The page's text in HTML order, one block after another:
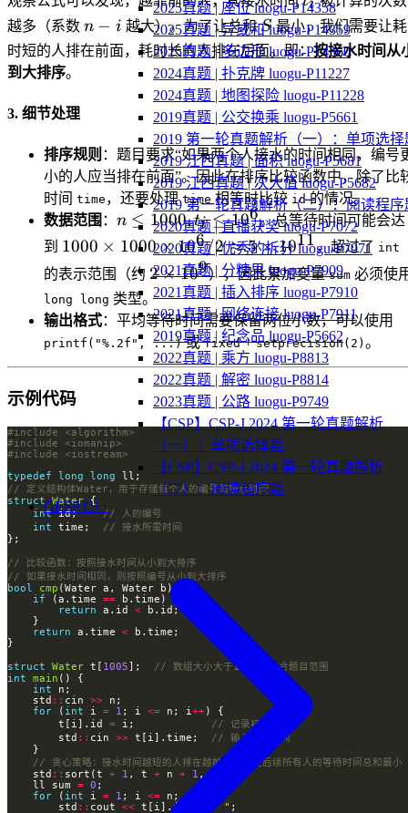
2025真题 | 座位 luogu-P14358
2025真题 | 异或和 luogu-P14359
2025真题 | 多边形 luogu-P14360
2024真题 | 扑克牌 luogu-P11227
2024真题 | 地图探险 luogu-P11228
2019真题 | 公交换乘 luogu-P5661
2019 第一轮真题解析（一）：单项选择
2019 江西真题 | 面积 luogu-P5681
2019 江西真题 | 次大值 luogu-P5682
2019 第一轮真题解析（二）：阅读程序
2020真题 | 直播获奖 luogu-P7072
2020真题 | 优秀的拆分 luogu-P7071
2021真题 | 分糖果 luogu-P7909
2021真题 | 插入排序 luogu-P7910
2021真题 | 网络连接 luogu-P7911
2019真题 | 纪念品 luogu-P5662
2022真题 | 乘方 luogu-P8813
2022真题 | 解密 luogu-P8814
2023真题 | 公路 luogu-P9749
【CSP】CSP-J 2024 第一轮真题解析
（一）：单项选择题
【CSP】CSP-J 2024 第一轮真题解析
（二）：阅读程序题
GESP C++
i
越多（系数 n-
i
n − i 越大）。为了让总和S
S最小，我们需要让耗
时短的人排在前面，耗时长的人排在后面。即：按接水时间从
到大排序。
3. 细节处理
排序规则 ：题目要求“如果两个人接水的时间相同，编号
小的人应当排在前面”。因此在排序比较函数中，除了比
时间 time ，还要处理time 相等时比较 id的情况。
数据范围 ： n \le
1000,
\le
10^6
n ≤ 1000,ti ≤ 106。总等待时间可能会达
到 1000
\times
1000
\times
10^6 / 2
\approx
5 \times
10^{11}
1000 × 1000 ×106/2 ≈ 5×1011，超过了 int
的表示范围（约 2
\times
10^9
2×109），因此累加变量sum必须使
long long 类型。
输出格式：平均等待时间需要保留两位小数，可以使用
printf("%.2f", ...)或fixed+setprecision(2) 。
示例代码
#include
<algorithm>
#include
<iomanip>
#include
<iostream>
typedef
long long
struct Water
int id;
int time;
bool
cmp
if (a.time ==
return a.id <
return a.time <
struct Water t[ 1005];
int
main
int
    std
:: cin >>
for ( int i = 1 ; i <= n; i ++
        t[i].id
= i;
        std
:: cin >> t[i].time;
    std
:: sort(t + 1 , t + n + 1
    ll sum
= 0
for ( int i = 1 ; i <= n; i
        std
:: cout << t[i].id " "